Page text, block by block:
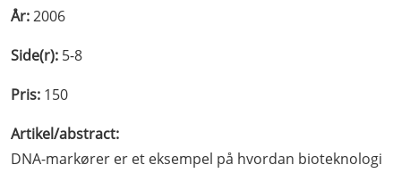
År:2006
Side(r): 5-8
Pris: 150
Artikel/abstract:
DNA-markører er et eksempel på hvordan bioteknologi